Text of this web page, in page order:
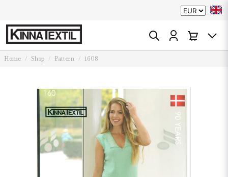
Home Shop Pattern 1608